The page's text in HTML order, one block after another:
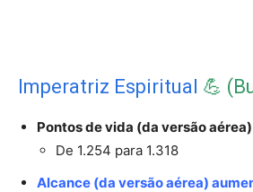
Imperatriz Espiritual 💪
Pontos de vida (da versão
De 1.254 para 1.318
Alcance (da versão aérea)